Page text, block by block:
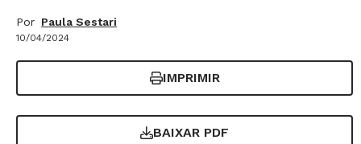
Por Paula Sestari
10/04/2024
IMPRIMIR
BAIXAR PDF